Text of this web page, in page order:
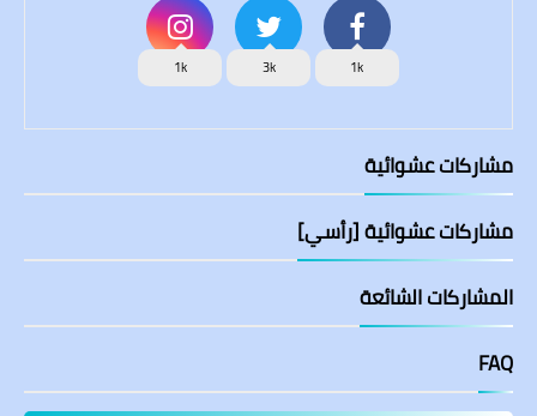
1k
3k
1k
مشاركات عشوائية
مشاركات عشوائية [رأسي]
المشاركات الشائعة
FAQ